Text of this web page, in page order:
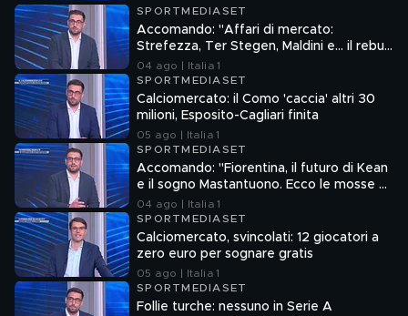
SPORTMEDIASET
Accomando: "Affari di mercato:
Strefezza, Ter Stegen, Maldini e... il rebus
Sebastiano Esposito"
04 ago | Italia 1
SPORTMEDIASET
Calciomercato: il Como 'caccia' altri 30
milioni, Esposito-Cagliari finita
05 ago | Italia 1
SPORTMEDIASET
Accomando: "Fiorentina, il futuro di Kean
e il sogno Mastantuono. Ecco le mosse di
Como e Roma"
04 ago | Italia 1
SPORTMEDIASET
Calciomercato, svincolati: 12 giocatori a
zero euro per sognare gratis
05 ago | Italia 1
SPORTMEDIASET
Follie turche: nessuno in Serie A